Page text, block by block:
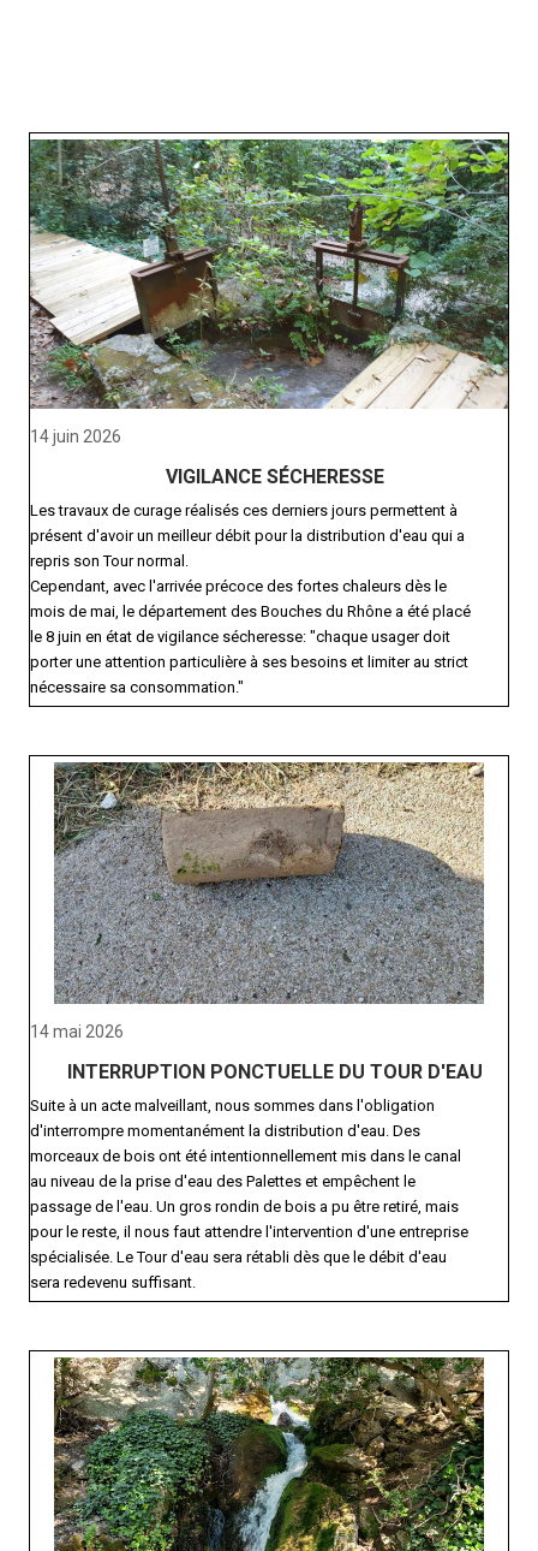
14 juin 2026
VIGILANCE SÉCHERESSE
Les travaux de curage réalisés ces derniers jours permettent à
présent d'avoir un meilleur débit pour la distribution d'eau qui a
repris son Tour normal.
Cependant, avec l'arrivée précoce des fortes chaleurs dès le
mois de mai, le département des Bouches du Rhône a été placé
le 8 juin en état de vigilance sécheresse: "chaque usager doit
porter une attention particulière à ses besoins et limiter au strict
nécessaire sa consommation."
14 mai 2026
INTERRUPTION PONCTUELLE DU TOUR D'EAU
Suite à un acte malveillant, nous sommes dans l'obligation
d'interrompre momentanément la distribution d'eau. Des
morceaux de bois ont été intentionnellement mis dans le canal
au niveau de la prise d'eau des Palettes et empêchent le
passage de l'eau. Un gros rondin de bois a pu être retiré, mais
pour le reste, il nous faut attendre l'intervention d'une entreprise
spécialisée. Le Tour d'eau sera rétabli dès que le débit d'eau
sera redevenu suffisant.